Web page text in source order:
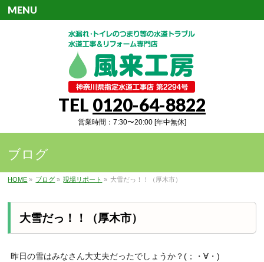
TEL 0120-64-8822
営業時間：7:30〜20:00 [年中無休]
MENU
ブログ
HOME » ブログ » 現場リポート » 大雪だっ！！（厚木市）
大雪だっ！！（厚木市）
昨日の雪はみなさん大丈夫だったでしょうか？(；・∀・)